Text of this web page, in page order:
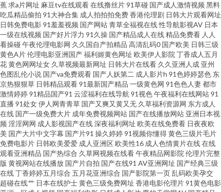
天网站 含羞草影院成人 久久香蕉福利av 青草操中文字幕 婷婷依依五月天 91
传媒专区 99免费99操 超碰精品青青 国产天天骚 欧美一级黄色A片 少妇精品9
香蕉在线视频 91抖淫 97成人剧场 操逼av资源导航 福利视频合集 黄色中文视
频 麻豆mv 欧美亚洲本韩精品 午夜福利激情网 在线视频第六页 91涩涩网 av人
妖系列网 豆花视频91 国内av超碰 老湿机午夜福利 欧美日韩一色哟哟 成人在
线观看影院 www97色 老司机午夜福利片 天天射夜夜操 狼友秘密入口 日韩AV
大桥网站 午夜精品国产 91aV免费视频 97色色一区二区 国产91社 久草成人网
站 欧美性爱导航 日韩无毛 香蕉视频入口 91爽片 变态另类区 国产精产国品一
蕉求a片网址 麻豆tv在线观看在线撸丝片91草碰 国产成人激情视频 黑料
吃瓜精品偷拍 91大神合集 成人拍拍拍免费香港伦理剧 日韩大片观看网址
日韩免费电影91羞羞视频 国产网站青草全福视在线性导航影视AV 日本
一级在线视频 国产好片浮力 91久操 国产精品成人在线精品免费看 人人
看操碰 午夜伦理电影网 久久国自产拍精品 高清乱码0 国产欧美 日韩三级
黄色A片伦理电影亚洲国产福利姬黄色网址 欧美伊人影院 丁香成人五月
花黄色网网址女 久草视频最新网址 日韩大片在线看 久久亚洲人成 亚州
色图乱伦小说 国产va免费观看 国产人妖第二 成人影片h 91色婷婷瑟色 东
京热狠狠草 日韩精品观看91最新国产精品 一级黄色网 91色色人妻都市
激情婷婷91精品国产91 云涩福利在线导航 91视色午夜福利在线网站91
直播 91处女伊人网青青草 国产又爽又黄又无 久草福利资源网 东方成人
在线 国产一级免费大片 成年免费视频网站 国产在线播放网站 亚洲日本视
频 淫淫网网 成人影视国产在线深夜福利网址 欧美在线免费看 日夜夜欧
美 国产大片中文字幕 国产片91 操久婷婷91视频你懂得黄色三级片毛片
免费电影片 日韩欧美爱爱 成人亚洲区欧美性16 成人色情黄片在线在线
观看亚洲精品 国产热综合 久草网视频在线看午夜精品网影院 伦理片完整
版 黄视网站在线播放 国产片自拍 国产在线91 AV亚洲网址 国产经典三级
在线丁香婷婷五月综合 五月花亚洲综合 国产影院第一页乱码欧美孕交
超碰在线艹 日本在线护士黄色三级免费网址 香港电影伦理片91黄色电影